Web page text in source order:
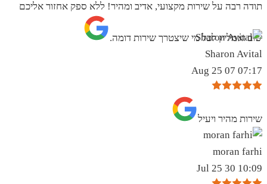
תודה רבה על שירות מקצועי, אדיב ומהיר! ללא ספק אחזור אליכם
שוב ואמליץ לכל מי שיצטרך שירות דומה.
Sharon Avital
07:17 07 Aug 25
שירות מהיר ויעיל
moran farhi
10:09 30 Jul 25